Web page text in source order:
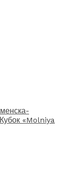
«Molniya